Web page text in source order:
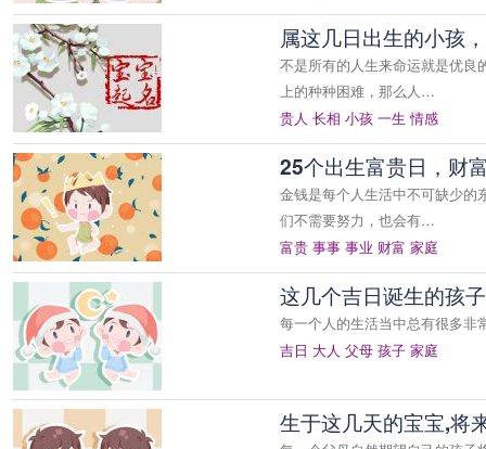
属这几日出生的小孩
不是所有的人生来命运就是优良
上的种种困难，那么人…
贵人 长相 小孩 一生 情感
25个出生富贵日，财
金钱是每个人生活中不可缺少的
们不需要努力，也会有…
富贵 事事 事业 财富 家庭
这几个吉日诞生的孩
每一个人的生活当中总有很多非
吉日 大人 父母 孩子 家庭
生于这几天的宝宝,将